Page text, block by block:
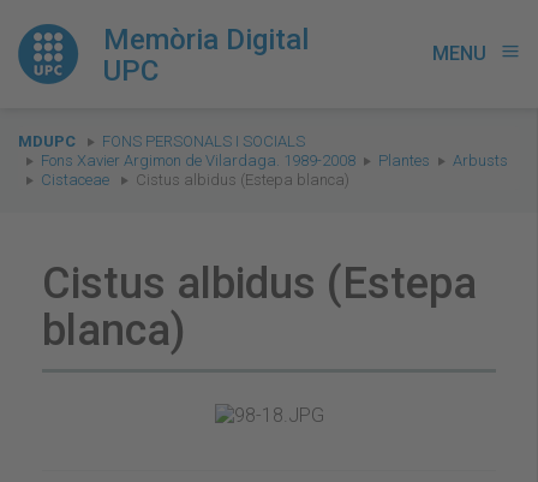
Memòria Digital
UPC
MENU menu
You
are
here:
MDUPC
FONS PERSONALS I SOCIALS
Fons Xavier Argimon de Vilardaga. 1989-2008
Plantes
Arbusts
Cistaceae
Cistus albidus (Estepa blanca)
Cistus albidus (Estepa
blanca)